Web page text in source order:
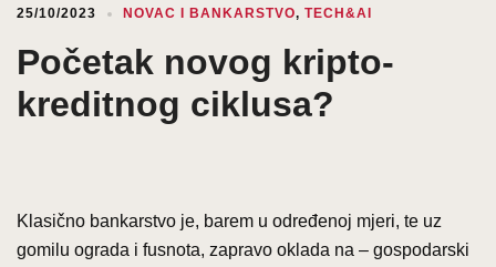
25/10/2023 NOVAC I BANKARSTVO, TECH&AI
Početak novog kripto-
kreditnog ciklusa?
Klasično bankarstvo je, barem u određenoj mjeri, te uz
gomilu ograda i fusnota, zapravo oklada na – gospodarski